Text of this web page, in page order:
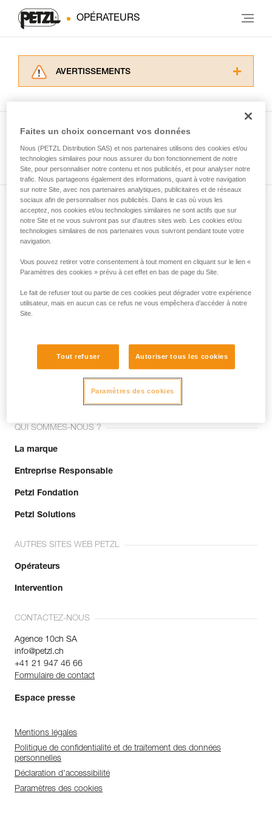
OPÉRATEURS
AVERTISSEMENTS
informations de la notice technique pour
d’informations.
Maîtriser ces techniques nécessite une
formation et un entraînement spécifique. Validez
avec un professionnel votre capacité à refaire
la manipulation, seul, en toute sécurité, avant
de la reproduire en autonomie.
Nous donnons des exemples de techniques
Voir tous les conseils
Abonnez-vous à la newsletter
et restez connecté à notre actualité
Email *
Rejoignez la communauté !
QUI SOMMES-NOUS ?
La marque
Entreprise Responsable
Petzl Fondation
Petzl Solutions
AUTRES SITES WEB PETZL
Opérateurs
Intervention
CONTACTEZ-NOUS
Agence 10ch SA
info@petzl.ch
+41 21 947 46 66
Formulaire de contact
Espace presse
Mentions légales
Politique de confidentialité et de traitement des données
personnelles
Déclaration d'accessibilité
Paramètres des cookies
Faites un choix concernant vos données
Nous (PETZL Distribution SAS) et nos partenaires utilisons des cookies et/ou
technologies similaires pour nous assurer du bon fonctionnement de notre
Site, pour personnaliser notre contenu et nos publicités, et pour analyser notre
trafic. Nous partageons également des informations, quant à votre navigation
sur notre Site, avec nos partenaires analytiques, publicitaires et de réseaux
sociaux afin de personnaliser nos publicités. Dans le cas où vous les
acceptez, nos cookies et/ou technologies similaires ne sont actifs que sur
notre Site et ne vous suivront pas sur d’autres sites web. Les cookies et/ou
technologies similaires de nos partenaires vous suivront pendant toute votre
navigation.
Vous pouvez retirer votre consentement à tout moment en cliquant sur le lien «
Paramètres des cookies » prévu à cet effet en bas de page du Site.
Le fait de refuser tout ou partie de ces cookies peut dégrader votre expérience
utilisateur, mais en aucun cas ce refus ne vous empêchera d’accéder à notre
Site.
Tout refuser Autoriser tous les cookies
Paramètres des cookies